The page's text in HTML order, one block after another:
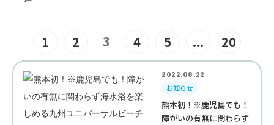
1 2 3 4 5 ... 20
2022.08.22
お知らせ
熊本初！※鹿児島でも！
障がいの有無に関わらず